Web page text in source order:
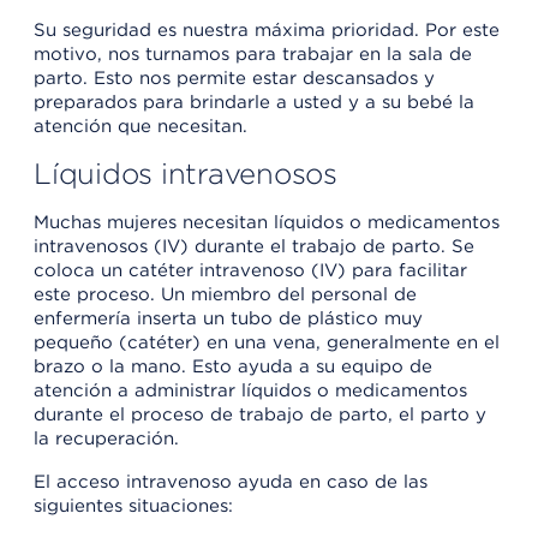
Su seguridad es nuestra máxima prioridad. Por este
motivo, nos turnamos para trabajar en la sala de
parto. Esto nos permite estar descansados y
preparados para brindarle a usted y a su bebé la
atención que necesitan.
Líquidos intravenosos
Muchas mujeres necesitan líquidos o medicamentos
intravenosos (IV) durante el trabajo de parto. Se
coloca un catéter intravenoso (IV) para facilitar
este proceso. Un miembro del personal de
enfermería inserta un tubo de plástico muy
pequeño (catéter) en una vena, generalmente en el
brazo o la mano. Esto ayuda a su equipo de
atención a administrar líquidos o medicamentos
durante el proceso de trabajo de parto, el parto y
la recuperación.
El acceso intravenoso ayuda en caso de las
siguientes situaciones: